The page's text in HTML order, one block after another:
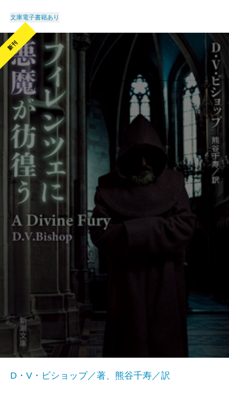
文庫電子書籍あり
新刊
D・V・ビショップ／著、熊谷千寿／訳